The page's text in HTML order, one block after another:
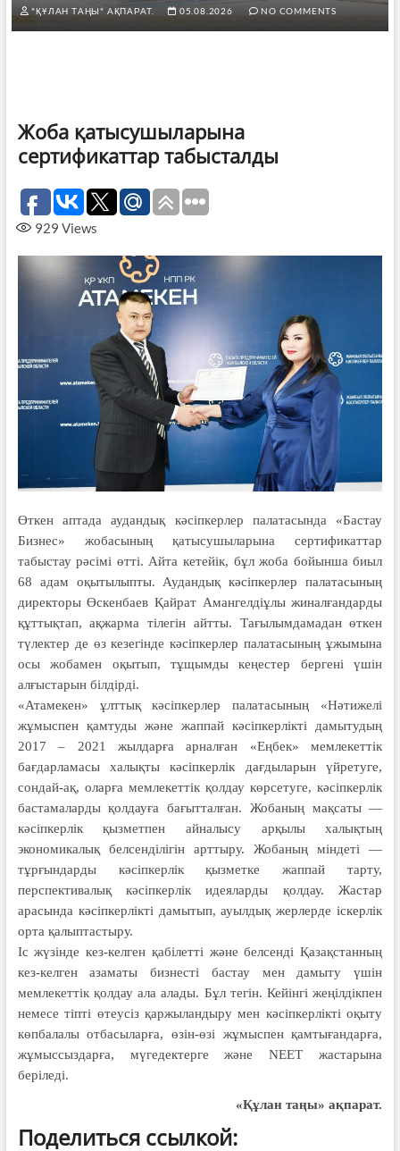
"ҚҰЛАН ТАҢЫ" АҚПАРАТ. 05.08.2026 NO COMMENTS
Жоба қатысушыларына
сертификаттар табысталды
929 Views
Өткен аптада аудандық кәсіпкерлер палатасында «Бастау
Бизнес» жобасының қатысушыларына сертификаттар
табыстау рәсімі өтті. Айта кетейік, бұл жоба бойынша биыл
68 адам оқытылыпты. Аудандық кәсіпкерлер палатасының
директоры Өскенбаев Қайрат Амангелдіұлы жиналғандарды
құттықтап, ақжарма тілегін айтты. Тағылымдамадан өткен
түлектер де өз кезегінде кәсіпкерлер палатасының ұжымына
осы жобамен оқытып, тұщымды кеңестер бергені үшін
алғыстарын білдірді.
«Атамекен» ұлттық кәсіпкерлер палатасының «Нәтижелі
жұмыспен қамтуды және жаппай кәсіпкерлікті дамытудың
2017 – 2021 жылдарға арналған «Еңбек» мемлекеттік
бағдарламасы халықты кәсіпкерлік дағдыларын үйретуге,
сондай-ақ, оларға мемлекеттік қолдау көрсетуге, кәсіпкерлік
бастамаларды қолдауға бағытталған. Жобаның мақсаты —
кәсіпкерлік қызметпен айналысу арқылы халықтың
экономикалық белсенділігін арттыру. Жобаның міндеті —
тұрғындарды кәсіпкерлік қызметке жаппай тарту,
перспективалық кәсіпкерлік идеяларды қолдау. Жастар
арасында кәсіпкерлікті дамытып, ауылдық жерлерде іскерлік
орта қалыптастыру.
Іс жүзінде кез-келген қабілетті және белсенді Қазақстанның
кез-келген азаматы бизнесті бастау мен дамыту үшін
мемлекеттік қолдау ала алады. Бұл тегін. Кейінгі жеңілдікпен
немесе тіпті өтеусіз қаржыландыру мен кәсіпкерлікті оқыту
көпбалалы отбасыларға, өзін-өзі жұмыспен қамтығандарға,
жұмыссыздарға, мүгедектерге және NEET жастарына
беріледі.
«Құлан таңы» ақпарат.
Поделиться ссылкой: